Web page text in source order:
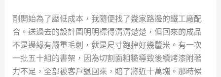
剛開始為了壓低成本，我隨便找了幾家路邊的鐵工廠配
合。送過去的設計圖明明標得清清楚楚，但回來的成品
不是邊緣有嚴重毛刺，就是尺寸跑掉好幾釐米。有一次
一批五十組的書架，因為切割面粗糙導致後續烤漆附著
力不足，全部被客戶退回來，賠了將近十萬塊。那時候